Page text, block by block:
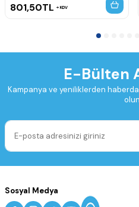
801,50TL KDV
E-Bülten
Kampanya ve yeniliklerden
Sosyal Medya